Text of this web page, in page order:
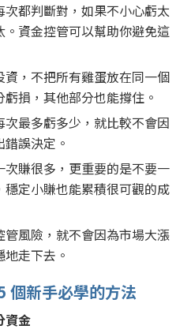
次都判斷對，如果不小心虧太
資金控管可以幫助你避免這
資，不把所有雞蛋放在同一個
損，其他部分也能撐住。
次最多虧多少，就比較不會因
誤決定。
次賺很多，更重要的是不要一
定小賺也能累積很可觀的成
管風險，就不會因為市場大漲
走下去。
個新手必學的方法
資金